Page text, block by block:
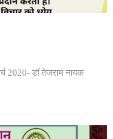
2020- डॉ तेजराम नायक